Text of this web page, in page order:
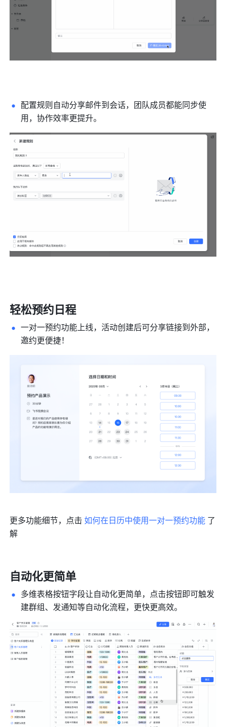
配置规则自动分享邮件到会话，团队成员都能同步使
用，协作效率更提升。
轻松预约日程
一对一预约功能上线，活动创建后可分享链接到外部，
邀约更便捷！
更多功能细节，点击 如何在日历中使用一对一预约功能 了
解
自动化更简单
多维表格按钮字段让自动化更简单，点击按钮即可触发
建群组、发通知等自动化流程，更快更高效。